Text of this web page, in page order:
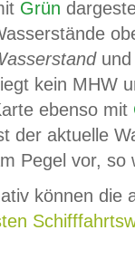
Grün
und
kein MHW
ebenso mit
der aktuelle
Pegel vor,
können die